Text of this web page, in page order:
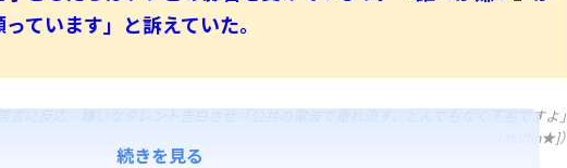
ています」と訴えていた。
言に反応 嫌いなタレント告白させ「公共の電波で垂れ流す、とんでもなく下劣ですよ」
[muffin★]）
続きを見る